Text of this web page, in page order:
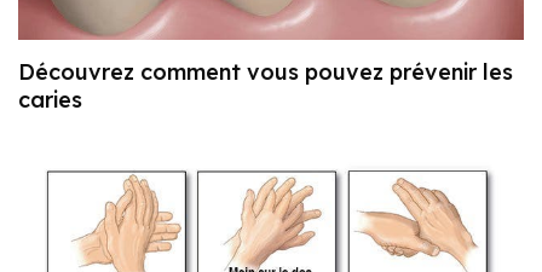
Découvrez comment vous pouvez prévenir les
caries